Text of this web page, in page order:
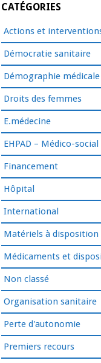
CATÉGORIES
Actions et
Démocratie sanitaire
Démographie médicale
Droits des femmes
E.médecine
EHPAD – Médico-social
Financement
Hôpital
International
Matériels à disposition
Médicaments et
Non classé
Organisation sanitaire
Perte d'autonomie
Premiers recours